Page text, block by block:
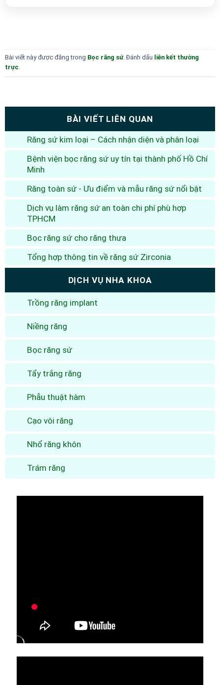
Bài viết này được đăng trong Bọc răng sứ. Đánh dấu liên kết thường
trực.
BÀI VIẾT LIÊN QUAN
Răng sứ kim loại – Cách nhận diện và phân loại
Bệnh viện bọc răng sứ uy tín tại thành phố Hồ Chí
Minh
Răng toàn sứ - Ưu điểm và mẫu răng sứ nổi bật
Dịch vụ làm răng sứ an toàn chi phí phù hợp
TPHCM
Bọc răng sứ cho răng thưa
Tổng hợp thông tin về răng sứ Zirconia
DỊCH VỤ NHA KHOA
Trồng răng implant
Niềng răng
Bọc răng sứ
Tẩy trắng răng
Phẫu thuật hàm
Cạo vôi răng
Nhổ răng khôn
Trám răng